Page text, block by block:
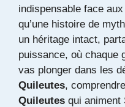
indispensable face
qu’une histoire de
un héritage intact,
puissance, où chaque
vas plonger dans les
Quileutes,
Quileutes qui animent